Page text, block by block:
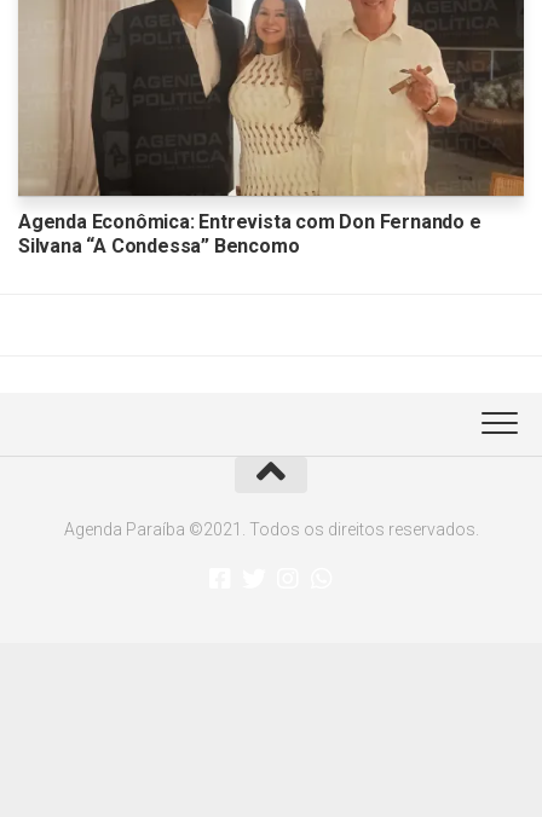
Agenda Econômica: Entrevista com Don Fernando e
Silvana “A Condessa” Bencomo
Agenda Paraíba ©2021. Todos os direitos reservados.